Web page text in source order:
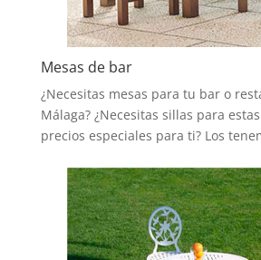
Mesas de bar
¿Necesitas mesas para tu bar o
Málaga? ¿Necesitas sillas para
precios especiales para ti? Los